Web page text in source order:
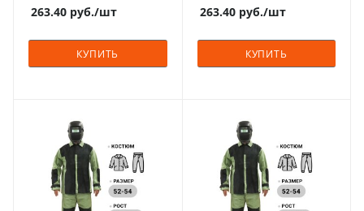
263.40 руб./шт
КУПИТЬ
263.40руб./шт
КУПИТЬ
Материал
брезент, спилок
Страна изготовления
Россия
Материал
брезент, спилок
Страна изготовления
Россия